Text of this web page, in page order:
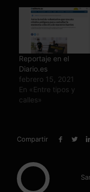
Reportaje en el
Diario.es
febrero 15, 2021
En «Entre tipos y
calles»
Compartir